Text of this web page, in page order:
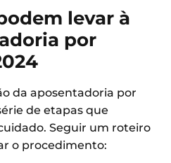
levar à
por
da aposentadoria por
de etapas que
Seguir um roteiro
o procedimento: